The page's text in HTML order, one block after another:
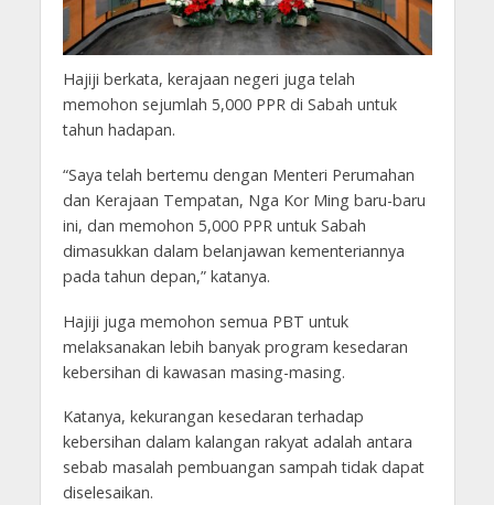
Hajiji berkata, kerajaan negeri juga telah
memohon sejumlah 5,000 PPR di Sabah untuk
tahun hadapan.
“Saya telah bertemu dengan Menteri Perumahan
dan Kerajaan Tempatan, Nga Kor Ming baru-baru
ini, dan memohon 5,000 PPR untuk Sabah
dimasukkan dalam belanjawan kementeriannya
pada tahun depan,” katanya.
Hajiji juga memohon semua PBT untuk
melaksanakan lebih banyak program kesedaran
kebersihan di kawasan masing-masing.
Katanya, kekurangan kesedaran terhadap
kebersihan dalam kalangan rakyat adalah antara
sebab masalah pembuangan sampah tidak dapat
diselesaikan.